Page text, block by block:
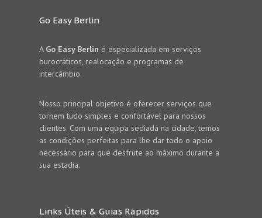
Go Easy Berlin
A Go Easy Berlin é especializada em serviços
burocráticos, realocação e programas de
intercâmbio.
Nosso principal objetivo é oferecer serviços que
tornem tudo simples e confortável para nossos
clientes. Com uma equipa sediada na cidade, temos
as condições perfeitas para lhe dar todo o apoio
necessário para que desfrute ao máximo durante a
sua estadia.
Links Úteis & Guias Rápidos